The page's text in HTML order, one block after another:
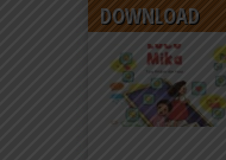
DOWNLOAD